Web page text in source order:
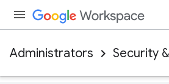
Administrators Security